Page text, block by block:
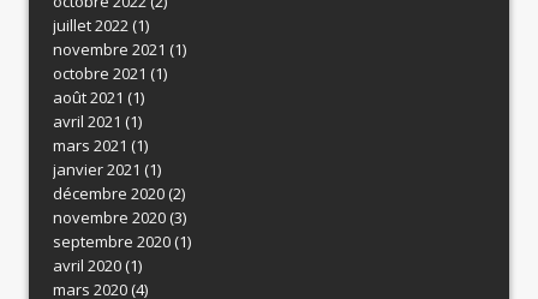
juillet 2022(1)
novembre 2021 (1)
octobre 2021 (1)
août 2021 (1)
avril 2021 (1)
mars 2021 (1)
janvier 2021 (1)
décembre 2020(2)
novembre 2020(3)
septembre 2020(1)
avril 2020(1)
mars 2020(4)